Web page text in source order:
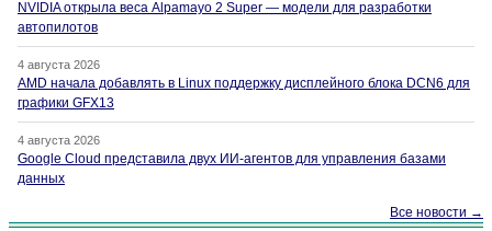
NVIDIA открыла веса Alpamayo 2 Super — модели для разработки
автопилотов
4 августа 2026
AMD начала добавлять в Linux поддержку дисплейного блока DCN6 для
графики GFX13
4 августа 2026
Google Cloud представила двух ИИ-агентов для управления базами
данных
Все новости →